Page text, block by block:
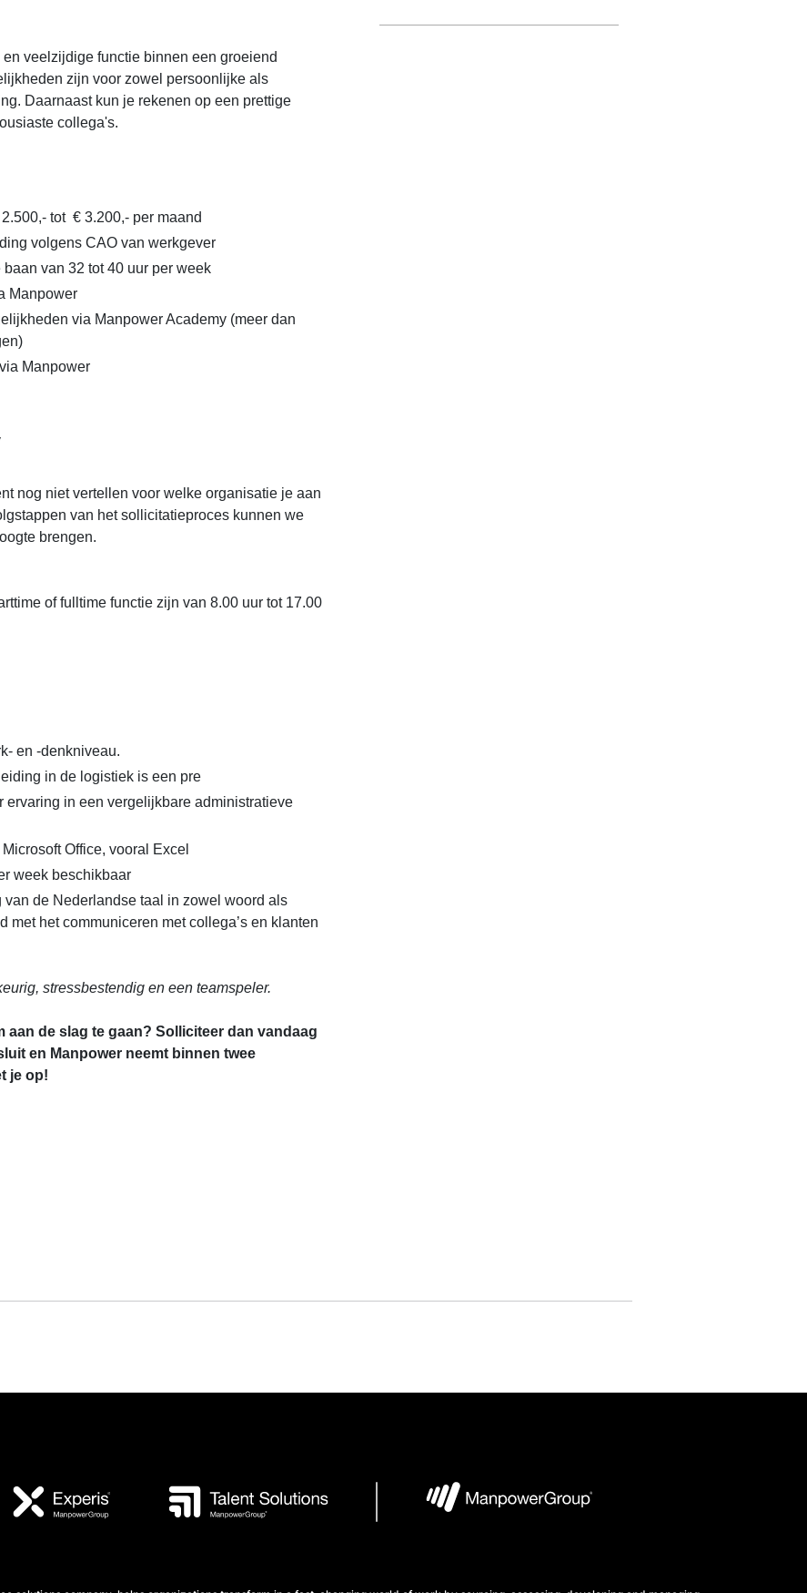
veelzijdige functie binnen een groeiend
zijn voor zowel persoonlijke als
Daarnaast kun je rekenen op een prettige
collega's.
tot € 3.200,- per maand
volgens CAO van werkgever
baan van 32 tot 40 uur per week
Manpower
via Manpower Academy (meer dan
Manpower
nog niet vertellen voor welke organisatie je aan
van het sollicitatieproces kunnen we
brengen.
of fulltime functie zijn van 8.00 uur tot 17.00
en -denkniveau.
in de logistiek is een pre
ervaring in een vergelijkbare administratieve
Office, vooral Excel
week beschikbaar
van de Nederlandse taal in zowel woord als
met het communiceren met collega’s en klanten
stressbestendig en een teamspeler.
aan de slag te gaan? Solliciteer dan vandaag
en Manpower neemt binnen twee
je op!